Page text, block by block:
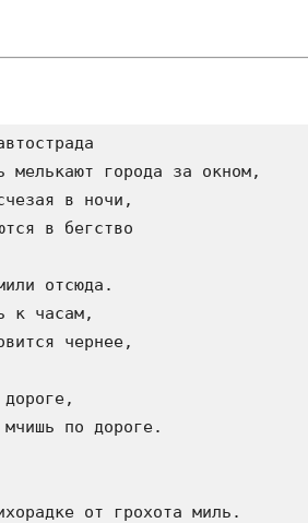
мелькают города за окном,
в ночи,
в бегство
отсюда.
к часам,
чернее,
по дороге.
от грохота миль.